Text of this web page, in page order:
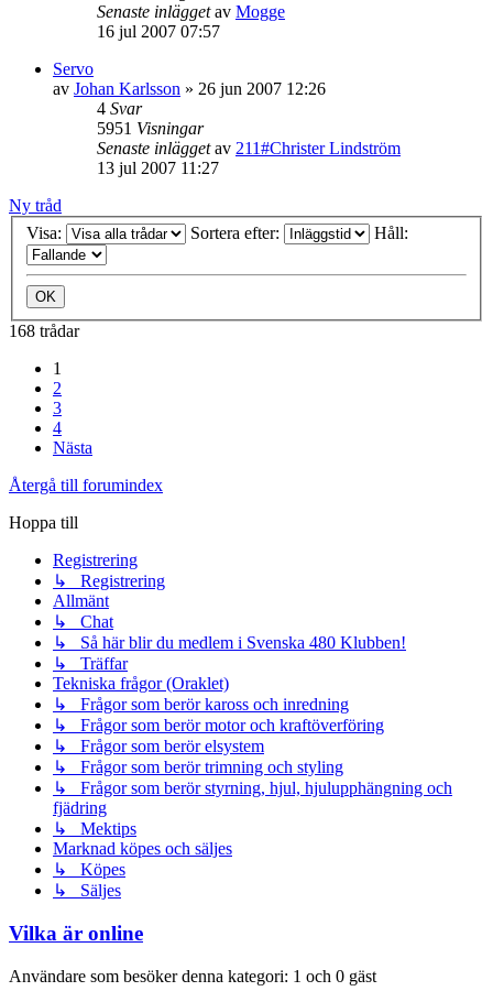
Senaste inläggetav Mogge
16 jul 2007 07:57
Servo
av Johan Karlsson » 26 jun 2007 12:26
4 Svar
5951 Visningar
Senaste inläggetav 211#Christer Lindström
13 jul 2007 11:27
Ny tråd
Visa:
Sortera efter: Håll:
168 trådar
1
2
3
4
Nästa
Återgå till forumindex
Hoppa till
Registrering
↳ Registrering
Allmänt
↳ Chat
↳ Så här blir du medlem i Svenska 480 Klubben!
↳ Träffar
Tekniska frågor (Oraklet)
↳ Frågor som berör kaross och inredning
↳ Frågor som berör motor och kraftöverföring
↳ Frågor som berör elsystem
↳ Frågor som berör trimning och styling
↳ Frågor som berör styrning, hjul, hjulupphängning och
fjädring
↳ Mektips
Marknad köpes och säljes
↳ Köpes
↳ Säljes
Vilka är online
Användare som besöker denna kategori: 1 och 0 gäst